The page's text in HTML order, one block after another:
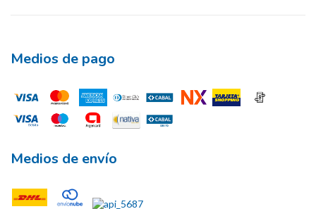
Medios de pago
Medios de envío